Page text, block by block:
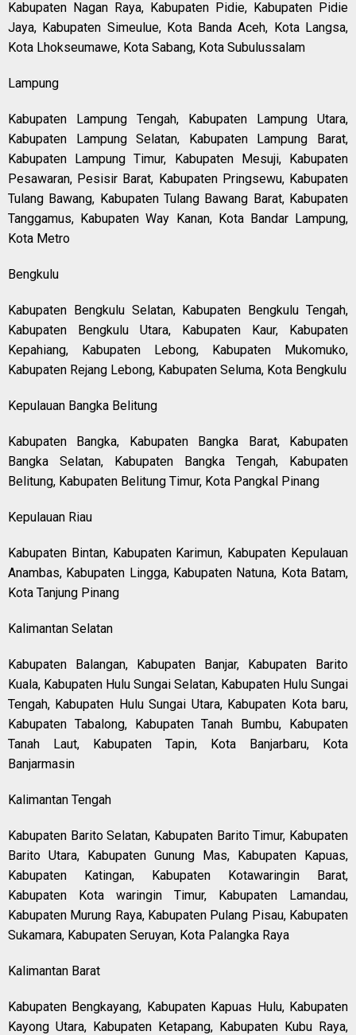
Kabupaten Nagan Raya, Kabupaten Pidie, Kabupaten Pidie
Jaya, Kabupaten Simeulue, Kota Banda Aceh, Kota Langsa,
Kota Lhokseumawe, Kota Sabang, Kota Subulussalam
Lampung
Kabupaten Lampung Tengah, Kabupaten Lampung Utara,
Kabupaten Lampung Selatan, Kabupaten Lampung Barat,
Kabupaten Lampung Timur, Kabupaten Mesuji, Kabupaten
Pesawaran, Pesisir Barat, Kabupaten Pringsewu, Kabupaten
Tulang Bawang, Kabupaten Tulang Bawang Barat, Kabupaten
Tanggamus, Kabupaten Way Kanan, Kota Bandar Lampung,
Kota Metro
Bengkulu
Kabupaten Bengkulu Selatan, Kabupaten Bengkulu Tengah,
Kabupaten Bengkulu Utara, Kabupaten Kaur, Kabupaten
Kepahiang, Kabupaten Lebong, Kabupaten Mukomuko,
Kabupaten Rejang Lebong, Kabupaten Seluma, Kota Bengkulu
Kepulauan Bangka Belitung
Kabupaten Bangka, Kabupaten Bangka Barat, Kabupaten
Bangka Selatan, Kabupaten Bangka Tengah, Kabupaten
Belitung, Kabupaten Belitung Timur, Kota Pangkal Pinang
Kepulauan Riau
Kabupaten Bintan, Kabupaten Karimun, Kabupaten Kepulauan
Anambas, Kabupaten Lingga, Kabupaten Natuna, Kota Batam,
Kota Tanjung Pinang
Kalimantan Selatan
Kabupaten Balangan, Kabupaten Banjar, Kabupaten Barito
Kuala, Kabupaten Hulu Sungai Selatan, Kabupaten Hulu Sungai
Tengah, Kabupaten Hulu Sungai Utara, Kabupaten Kota baru,
Kabupaten Tabalong, Kabupaten Tanah Bumbu, Kabupaten
Tanah Laut, Kabupaten Tapin, Kota Banjarbaru, Kota
Banjarmasin
Kalimantan Tengah
Kabupaten Barito Selatan, Kabupaten Barito Timur, Kabupaten
Barito Utara, Kabupaten Gunung Mas, Kabupaten Kapuas,
Kabupaten Katingan, Kabupaten Kotawaringin Barat,
Kabupaten Kota waringin Timur, Kabupaten Lamandau,
Kabupaten Murung Raya, Kabupaten Pulang Pisau, Kabupaten
Sukamara, Kabupaten Seruyan, Kota Palangka Raya
Kalimantan Barat
Kabupaten Bengkayang, Kabupaten Kapuas Hulu, Kabupaten
Kayong Utara, Kabupaten Ketapang, Kabupaten Kubu Raya,